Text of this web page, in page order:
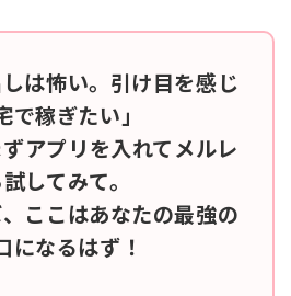
しは怖い。引け目を感じ
で稼ぎたい」
アプリを入れてメルレ
してみて。
ここはあなたの最強の
になるはず！